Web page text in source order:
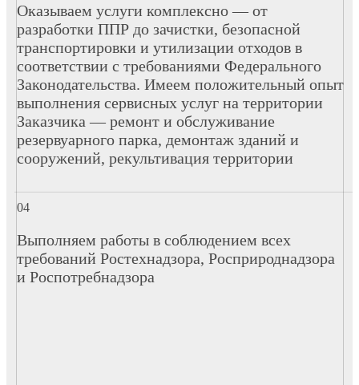
Оказываем услуги комплексно — от
разработки ППР до зачистки, безопасной
транспортировки и утилизации отходов в
соответствии с требованиями Федерального
Законодательства. Имеем положительный опыт
выполнения сервисных услуг на территории
Заказчика — ремонт и обслуживание
резервуарного парка, демонтаж зданий и
сооружений, рекультивация территории
Выполняем работы в соблюдением всех
требований Ростехнадзора, Росприроднадзора
и Роспотребнадзора